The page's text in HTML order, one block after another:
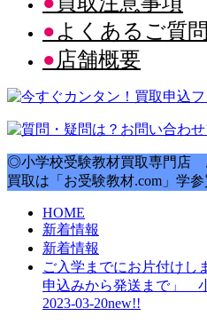
よくあるご質問
店舗概要
◎小学校受験教材買取専門店
買取は「お受験教材.com」学
HOME
新着情報
新着情報
ご入学までにお片付け
申込みから発送まで」
2023-03-20new!!